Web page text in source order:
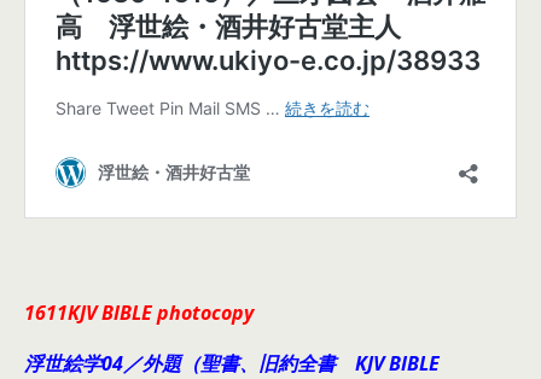
1611KJV BIBLE photocopy
浮世絵学04／外題（聖書、旧約全書 KJV BIBLE